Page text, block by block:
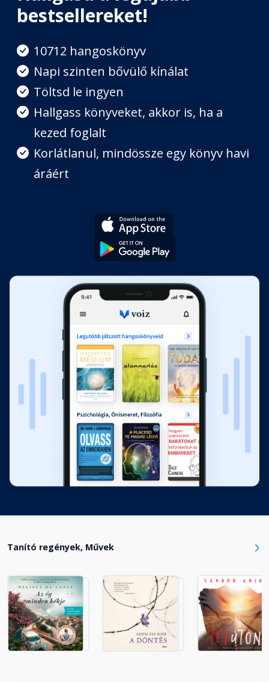
Fejezet hossza: 00:19:09
Csodanap
Fejezet hossza: 00:09:17
Fejezet hossza: 00:03:04
Fejezet hossza: 00:01:38
Egy igazi társ ereje
Fejezet hossza: 00:12:00
Jelek vagy akadályok?
Fejezet hossza: 00:06:37
Ez most egy jel?
Fejezet hossza: 00:07:13
A félreértés
Fejezet hossza: 00:13:55
A félelem ereje
Fejezet hossza: 00:04:08
Egy hosszú séta
Fejezet hossza: 00:05:17
Mindig minden...
bestsellereket!
10712 hangoskönyv
Napi szinten bővülő kínálat
Töltsd le ingyen
Hallgass könyveket, akkor is, ha a
kezed foglalt
Korlátlanul, mindössze egy könyv havi
áráért
Tanító regények, Művek